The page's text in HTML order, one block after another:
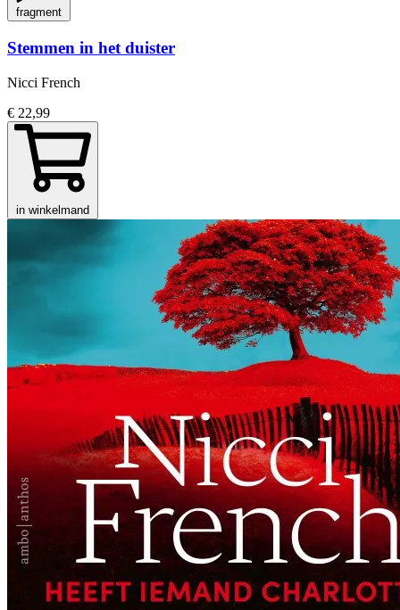
fragment
Stemmen in het duister
Nicci French
€ 22,99
in winkelmand